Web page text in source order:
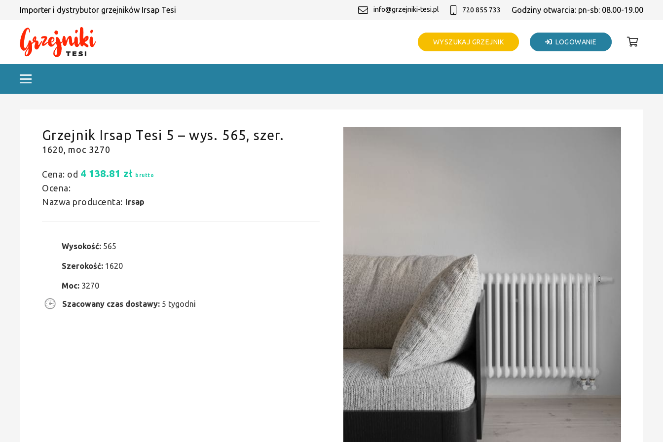
Importer i dystrybutor grzejników Irsap Tesi info@grzejniki-tesi.pl 720 855 733 Godziny otwarcia: pn-sb: 08.00-19.00
WYSZUKAJ GRZEJNIK LOGOWANIE
Grzejnik Irsap Tesi 5 – wys. 565, szer.
1620, moc 3270
Cena: od 4 138.81 zł brutto
Ocena:
Nazwa producenta: Irsap
Wysokość: 565
Szerokość: 1620
Moc: 3270
Szacowany czas dostawy: 5 tygodni